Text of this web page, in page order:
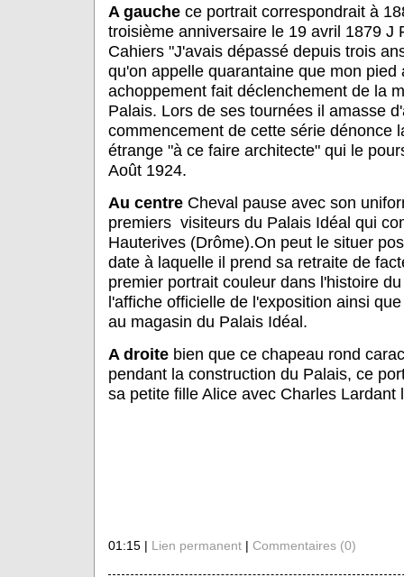
A gauchece portrait correspondrait à
troisième anniversaire le 19 avril 1879 J
Cahiers "J'avais dépassé depuis trois
qu'on appelle quarantaine que mon
achoppement fait déclenchement de la
Palais. Lors de ses tournées il amasse
commencement de cette série dénonce
étrange "à ce faire architecte" qui le
Août 1924.
Au centreCheval pause avec son
premiers visiteurs du Palais Idéal qui
Hauterives (Drôme).On peut le situer
date à laquelle il prend sa retraite de
premier portrait couleur dans l'histoire
l'affiche officielle de l'exposition ainsi
au magasin du Palais Idéal.
A droitebien que ce chapeau rond
pendant la construction du Palais, ce
sa petite fille Alice avec Charles Lardant
01:15 | Lien permanent| Commentaires (0)